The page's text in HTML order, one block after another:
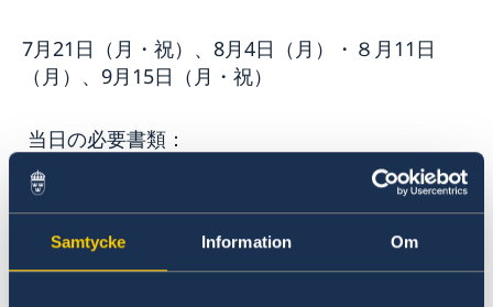
Samtycke Information Om
7月21日（月・祝）、8月4日（月）・８月11日
（月）、9月15日（月・祝）
当日の必要書類：
・スウェーデンより届いた生存証明書（Life
Certificate。初回申請の方は申請書）